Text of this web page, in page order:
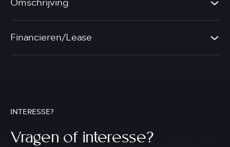
Financieren/Lease
INTERESSE?
Vragen of interesse?